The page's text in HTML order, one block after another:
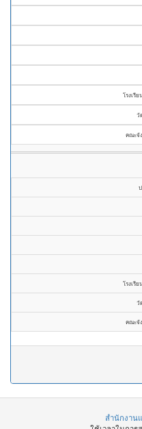
โรงเรี
วั
คณะจั
โรงเรี
วั
คณะจั
สำนักงาน